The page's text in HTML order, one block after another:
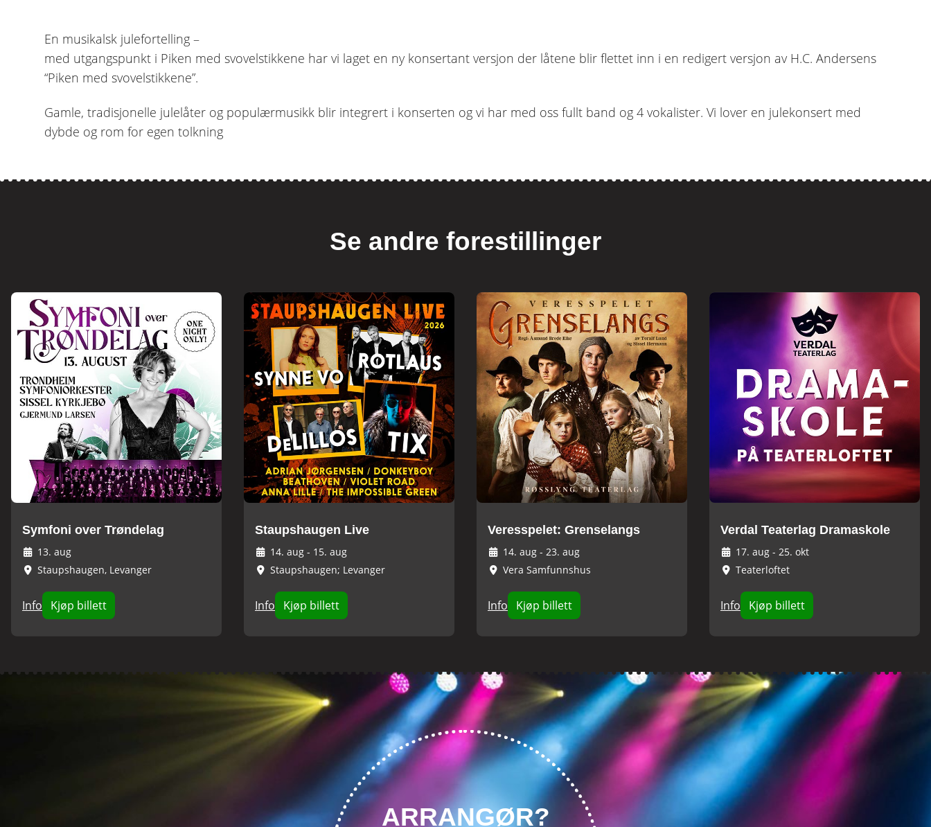
En musikalsk julefortelling –
med utgangspunkt i Piken med svovelstikkene har vi laget en ny konsertant versjon der låtene blir flettet inn i en redigert versjon av H.C. Andersens
“Piken med svovelstikkene”.
Gamle, tradisjonelle julelåter og populærmusikk blir integrert i konserten og vi har med oss fullt band og 4 vokalister. Vi lover en julekonsert med
dybde og rom for egen tolkning
Se andre forestillinger
Symfoni over Trøndelag
13. aug
Staupshaugen, Levanger
Info Kjøp billett
Staupshaugen Live
14. aug - 15. aug
Staupshaugen; Levanger
Info Kjøp billett
Veresspelet: Grenselangs
14. aug - 23. aug
Vera Samfunnshus
Info Kjøp billett
Verdal Teaterlag Dramaskole
17. aug - 25. okt
Teaterloftet
Info Kjøp billett
ARRANGØR?